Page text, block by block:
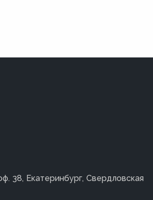
38, Екатеринбург, Свердловская